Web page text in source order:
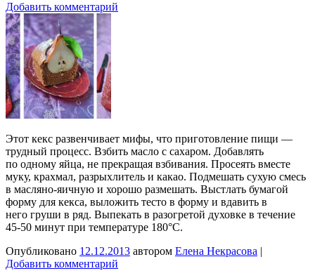
Добавить комментарий
Этот кекс развенчивает мифы, что приготовление пищи —
трудный процесс. Взбить масло с сахаром. Добавлять
по одному яйца, не прекращая взбивания. Просеять вместе
муку, крахмал, разрыхлитель и какао. Подмешать сухую смесь
в масляно-яичную и хорошо размешать. Выстлать бумагой
форму для кекса, выложить тесто в форму и вдавить в
него груши в ряд. Выпекать в разогретой духовке в течение
45-50 минут при температуре 180°C.
Опубликовано 12.12.2013 автором Елена Некрасова |
Добавить комментарий